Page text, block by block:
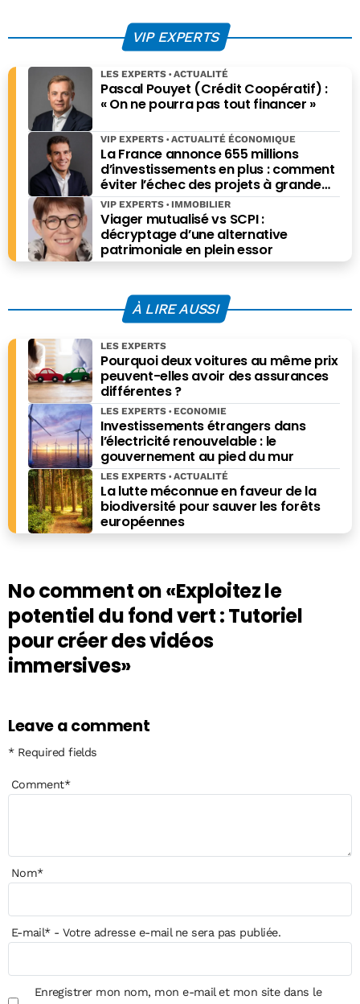
et si elle pouvait
l’écrire à ma place
et me remplacer !
VIP EXPERTS
Pascal Pouyet (Crédit Coopératif) :
« On ne pourra pas tout financer »
LES EXPERTS ACTUALITÉ
La France annonce 655 millions
d’investissements en plus : comment
éviter l’échec des projets à grande
échelle ?
VIP EXPERTS ACTUALITÉ ÉCONOMIQUE
Viager mutualisé vs SCPI :
décryptage d’une alternative
patrimoniale en plein essor
VIP EXPERTS IMMOBILIER
À LIRE AUSSI
Pourquoi deux voitures au même prix
peuvent-elles avoir des assurances
différentes ?
LES EXPERTS
Investissements étrangers dans
l’électricité renouvelable : le
gouvernement au pied du mur
LES EXPERTS ECONOMIE
La lutte méconnue en faveur de la
biodiversité pour sauver les forêts
européennes
LES EXPERTS ACTUALITÉ
No comment on«Exploitez le
potentiel du fond vert : Tutoriel
pour créer des vidéos
immersives»
Leave a comment
* Required fields
Comment*
Nom*
E-mail*- Votre adresse e-mail ne sera pas publiée.
Enregistrer mon nom, mon e-mail et mon site dans le